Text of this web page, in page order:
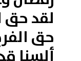
لقد حق
حق